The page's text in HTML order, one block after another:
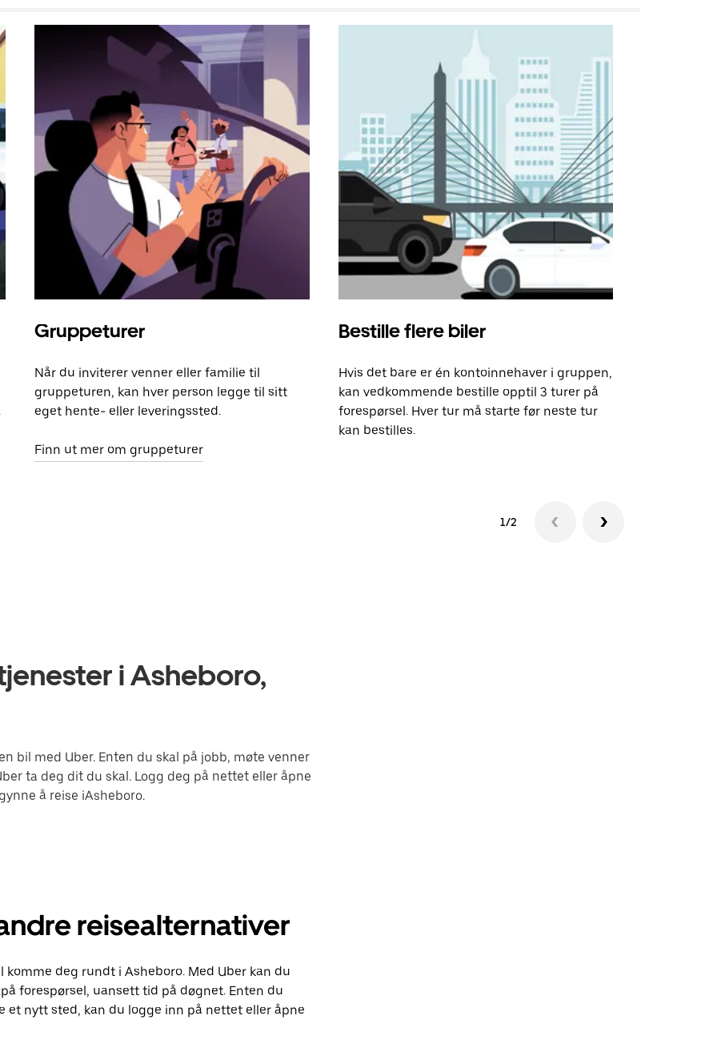
Gruppeturer
Når du inviterer venner eller familie til
gruppeturen, kan hver person legge til sitt
eget hente- eller leveringssted.
Finn ut mer om gruppeturer
Bestille flere biler
Hvis det bare er én kontoinnehaver i gruppen,
kan vedkommende bestille opptil 3 turer på
forespørsel. Hver tur må starte før neste tur
kan bestilles.
1/2
i Asheboro,
bil med Uber. Enten du skal på jobb, møte venner
ta deg dit du skal. Logg deg på nettet eller åpne
å reise iAsheboro.
reisealternativer
deg rundt i Asheboro. Med Uber kan du
forespørsel, uansett tid på døgnet. Enten du
et nytt sted, kan du logge inn på nettet eller åpne